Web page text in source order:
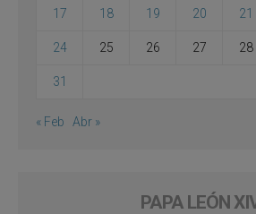
17 18 19 20 21
24 25 26 27 28
31
« Feb Abr »
PAPA LEÓN